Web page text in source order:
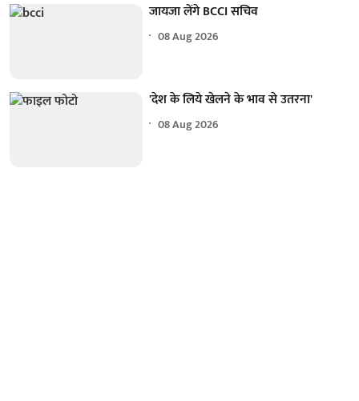
जायजा लेंगे BCCI सचिव
08 Aug 2026
'देश के लिये खेलने के भाव से उतरना'
08 Aug 2026